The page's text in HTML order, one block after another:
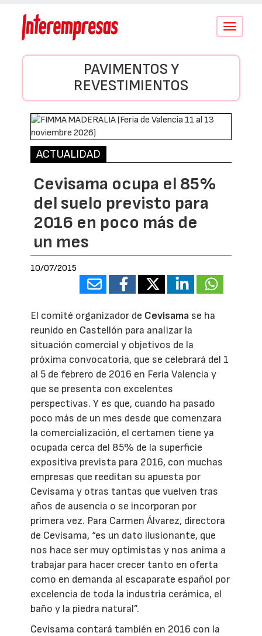
Conmutar
PAVIMENTOS Y
REVESTIMIENTOS
ACTUALIDAD
Cevisama ocupa el 85%
del suelo previsto para
2016 en poco más de
un mes
10/07/2015
El comité organizador de Cevisama se ha
reunido en Castellón para analizar la
situación comercial y objetivos de la
próxima convocatoria, que se celebrará del 1
al 5 de febrero de 2016 en Feria Valencia y
que se presenta con excelentes
perspectivas. Y es que, cuando ha pasado
poco más de un mes desde que comenzara
la comercialización, el certamen tiene ya
ocupada cerca del 85% de la superficie
expositiva prevista para 2016, con muchas
empresas que reeditan su apuesta por
Cevisama y otras tantas que vuelven tras
años de ausencia o se incorporan por
primera vez. Para Carmen Álvarez, directora
de Cevisama, “es un dato ilusionante, que
nos hace ser muy optimistas y nos anima a
trabajar para hacer crecer tanto en oferta
como en demanda al escaparate español por
excelencia de toda la industria cerámica, el
baño y la piedra natural”.
Cevisama contará también en 2016 con la